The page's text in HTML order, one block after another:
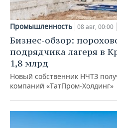
Промышленность 08 авг, 00:00
Бизнес-обзор:
подрядчика лагеря в
1,8 млрд
Новый собственник НЧТЗ
компаний «ТатПром-Холдинг»